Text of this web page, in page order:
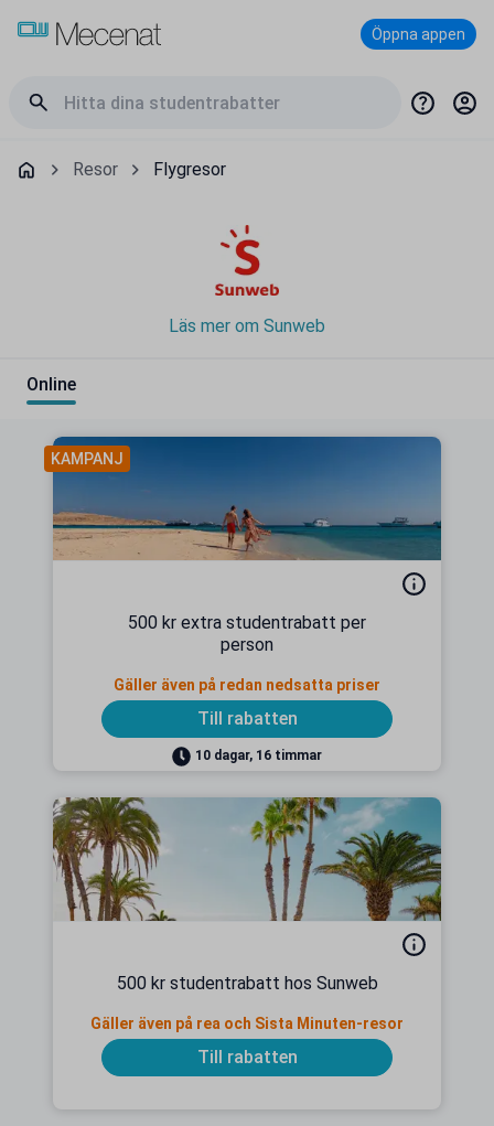
Öppna appen
Resor Flygresor
Läs mer om Sunweb
Online
KAMPANJ
500 kr extra studentrabatt per
person
Gäller även på redan nedsatta priser
Till rabatten
10 dagar, 16 timmar
500 kr studentrabatt hos Sunweb
Gäller även på rea och Sista Minuten-resor
Till rabatten